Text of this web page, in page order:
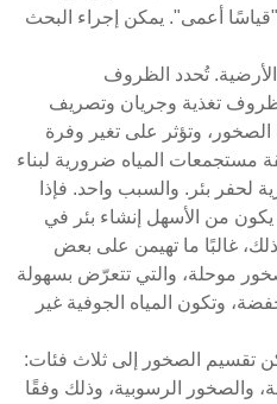
أعمى". يمكن إجراء البحث
تُحدد الظروف
ظروف تغذية وجريان وتصريف
الصخور، وتؤثر على تغير وفرة
مستجمعات المياه ضرورية لبناء
لحفر بئر. والسبب واحد. فإذا
من الأسهل إنشاء بئر في
غالبًا ما تهيمن على بعض
موحلة، والتي تتعرّض بسهولة
وتكون المياه الجوفية غير
تقسيم الصخور إلى ثلاث فئات:
والصخور الرسوبية، وذلك وفقًا